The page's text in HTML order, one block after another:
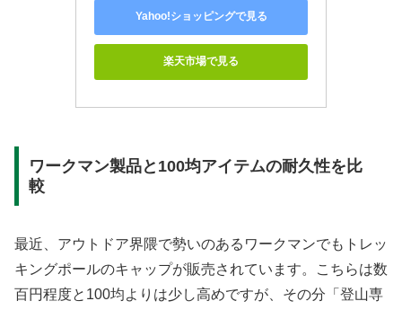
Yahoo!ショッピングで見る
楽天市場で見る
ワークマン製品と100均アイテムの耐久性を比
較
最近、アウトドア界隈で勢いのあるワークマンでもトレッ
キングポールのキャップが販売されています。こちらは数
百円程度と100均よりは少し高めですが、その分「登山専